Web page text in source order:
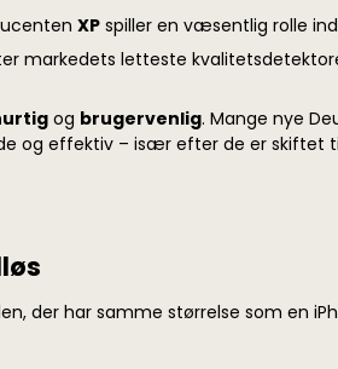
XP spiller en væsentlig rolle
markedets letteste
og brugervenlig. Mange nye
og effektiv – især efter de er skiftet
der har samme størrelse som en